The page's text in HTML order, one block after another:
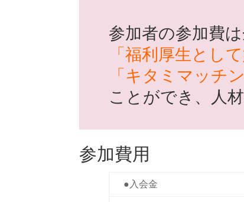
参加者の参加費
「福利厚生とし
「キタミマッチ
ことができ、人
参加費用
●入会金